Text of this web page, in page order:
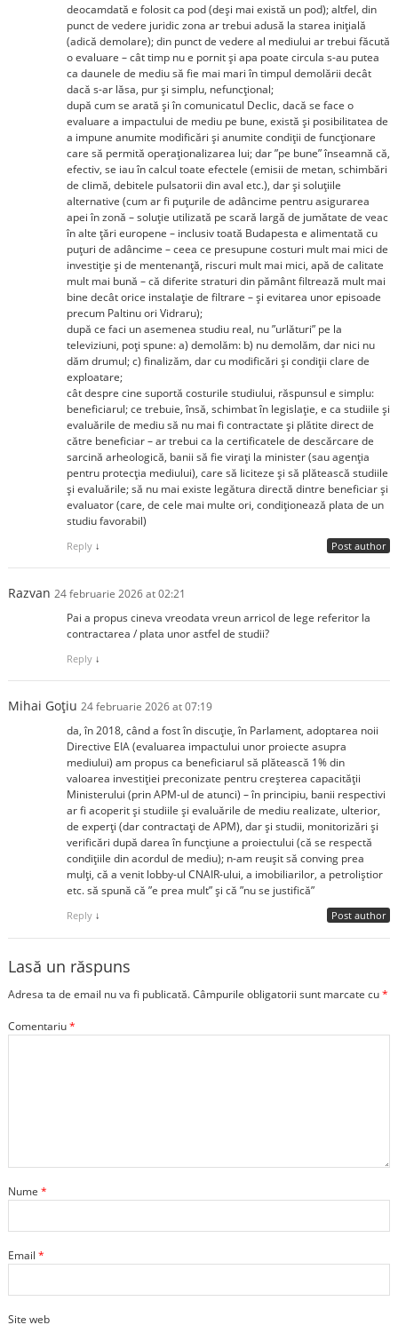
Post author
deocamdată e folosit ca pod (deși mai există un pod); altfel, din
punct de vedere juridic zona ar trebui adusă la starea inițială
(adică demolare); din punct de vedere al mediului ar trebui făcută
o evaluare – cât timp nu e pornit și apa poate circula s-au putea
ca daunele de mediu să fie mai mari în timpul demolării decât
dacă s-ar lăsa, pur și simplu, nefuncțional;
după cum se arată și în comunicatul Declic, dacă se face o
evaluare a impactului de mediu pe bune, există și posibilitatea de
a impune anumite modificări și anumite condiții de funcționare
care să permită operaționalizarea lui; dar ”pe bune” înseamnă că,
efectiv, se iau în calcul toate efectele (emisii de metan, schimbări
de climă, debitele pulsatorii din aval etc.), dar și soluțiile
alternative (cum ar fi puțurile de adâncime pentru asigurarea
apei în zonă – soluție utilizată pe scară largă de jumătate de veac
în alte țări europene – inclusiv toată Budapesta e alimentată cu
puțuri de adâncime – ceea ce presupune costuri mult mai mici de
investiție și de mentenanță, riscuri mult mai mici, apă de calitate
mult mai bună – că diferite straturi din pământ filtrează mult mai
bine decât orice instalație de filtrare – și evitarea unor episoade
precum Paltinu ori Vidraru);
după ce faci un asemenea studiu real, nu ”urlături” pe la
televiziuni, poți spune: a) demolăm: b) nu demolăm, dar nici nu
dăm drumul; c) finalizăm, dar cu modificări și condiții clare de
exploatare;
cât despre cine suportă costurile studiului, răspunsul e simplu:
beneficiarul; ce trebuie, însă, schimbat în legislație, e ca studiile și
evaluările de mediu să nu mai fi contractate și plătite direct de
către beneficiar – ar trebui ca la certificatele de descărcare de
sarcină arheologică, banii să fie virați la minister (sau agenția
pentru protecția mediului), care să liciteze și să plătească studiile
și evaluările; să nu mai existe legătura directă dintre beneficiar și
evaluator (care, de cele mai multe ori, condiționează plata de un
studiu favorabil)
Reply ↓
Razvan 24 februarie 2026 at 02:21
Pai a propus cineva vreodata vreun arricol de lege referitor la
contractarea / plata unor astfel de studii?
Reply ↓
Mihai Goțiu
Post author
24 februarie 2026 at 07:19
da, în 2018, când a fost în discuție, în Parlament, adoptarea noii
Directive EIA (evaluarea impactului unor proiecte asupra
mediului) am propus ca beneficiarul să plătească 1% din
valoarea investiției preconizate pentru creșterea capacității
Ministerului (prin APM-ul de atunci) – în principiu, banii respectivi
ar fi acoperit și studiile și evaluările de mediu realizate, ulterior,
de experți (dar contractați de APM), dar și studii, monitorizări și
verificări după darea în funcțiune a proiectului (că se respectă
condițiile din acordul de mediu); n-am reușit să conving prea
mulți, că a venit lobby-ul CNAIR-ului, a imobiliarilor, a petroliștior
etc. să spună că ”e prea mult” și că ”nu se justifică”
Reply ↓
Lasă un răspuns
Adresa ta de email nu va fi publicată.Câmpurile obligatorii sunt marcate cu*
Comentariu*
Nume *
Email *
Site web